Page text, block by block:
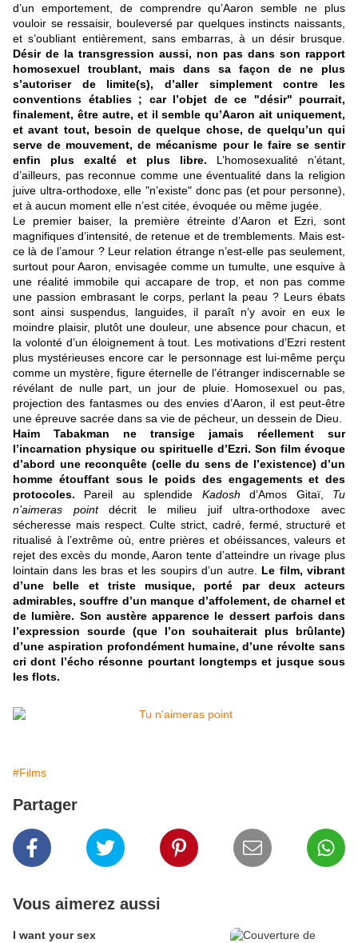
d’un emportement, de comprendre qu’Aaron semble ne plus
vouloir se ressaisir, bouleversé par quelques instincts naissants,
et s’oubliant entièrement, sans embarras, à un désir brusque.
Désir de la transgression aussi, non pas dans son rapport
homosexuel troublant, mais dans sa façon de ne plus
s’autoriser de limite(s), d’aller simplement contre les
conventions établies ; car l’objet de ce "désir" pourrait,
finalement, être autre, et il semble qu’Aaron ait uniquement,
et avant tout, besoin de quelque chose, de quelqu’un qui
serve de mouvement, de mécanisme pour le faire se sentir
enfin plus exalté et plus libre. L’homosexualité n’étant,
d’ailleurs, pas reconnue comme une éventualité dans la religion
juive ultra-orthodoxe, elle "n’existe" donc pas (et pour personne),
et à aucun moment elle n’est citée, évoquée ou même jugée.
Le premier baiser, la première étreinte d’Aaron et Ezri, sont
magnifiques d’intensité, de retenue et de tremblements. Mais est-
ce là de l’amour ? Leur relation étrange n’est-elle pas seulement,
surtout pour Aaron, envisagée comme un tumulte, une esquive à
une réalité immobile qui accapare de trop, et non pas comme
une passion embrasant le corps, perlant la peau ? Leurs ébats
sont ainsi suspendus, languides, il paraît n’y avoir en eux le
moindre plaisir, plutôt une douleur, une absence pour chacun, et
la volonté d’un éloignement à tout. Les motivations d’Ezri restent
plus mystérieuses encore car le personnage est lui-même perçu
comme un mystère, figure éternelle de l’étranger indiscernable se
révélant de nulle part, un jour de pluie. Homosexuel ou pas,
projection des fantasmes ou des envies d’Aaron, il est peut-être
une épreuve sacrée dans sa vie de pécheur, un dessein de Dieu.
Haim Tabakman ne transige jamais réellement sur
l’incarnation physique ou spirituelle d’Ezri. Son film évoque
d’abord une reconquête (celle du sens de l’existence) d’un
homme étouffant sous le poids des engagements et des
protocoles. Pareil au splendide Kadosh d’Amos Gitaï, Tu
n’aimeras pointdécrit le milieu juif ultra-orthodoxe avec
sécheresse mais respect. Culte strict, cadré, fermé, structuré et
ritualisé à l’extrême où, entre prières et obéissances, valeurs et
rejet des excès du monde, Aaron tente d’atteindre un rivage plus
lointain dans les bras et les soupirs d’un autre. Le film, vibrant
d’une belle et triste musique, porté par deux acteurs
admirables, souffre d’un manque d’affolement, de charnel et
de lumière. Son austère apparence le dessert parfois dans
l’expression sourde (que l’on souhaiterait plus brûlante)
d’une aspiration profondément humaine, d’une révolte sans
cri dont l’écho résonne pourtant longtemps et jusque sous
les flots.
#Films
Partager
Vous aimerez aussi
I want your sex